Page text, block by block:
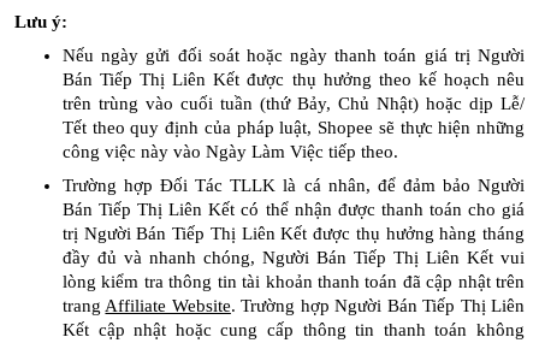
Lưu ý:
Nếu ngày gửi đối soát hoặc ngày thanh toán giá trị Người
Bán Tiếp Thị Liên Kết được thụ hưởng theo kế hoạch nêu
trên trùng vào cuối tuần (thứ Bảy, Chủ Nhật) hoặc dịp Lễ/
Tết theo quy định của pháp luật, Shopee sẽ thực hiện những
công việc này vào Ngày Làm Việc tiếp theo.
Trường hợp Đối Tác TLLK là cá nhân, để đảm bảo Người
Bán Tiếp Thị Liên Kết có thể nhận được thanh toán cho giá
trị Người Bán Tiếp Thị Liên Kết được thụ hưởng hàng tháng
đầy đủ và nhanh chóng, Người Bán Tiếp Thị Liên Kết vui
lòng kiểm tra thông tin tài khoản thanh toán đã cập nhật trên
trangAffiliate Website. Trường hợp Người Bán Tiếp Thị Liên
Kết cập nhật hoặc cung cấp thông tin thanh toán không